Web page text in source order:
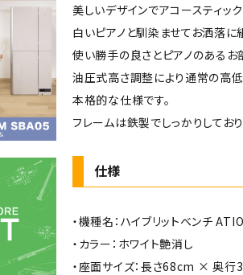
美しいデザインでアコースティッ
白いピアノと馴染ませてお洒落に
使い勝手の良さとピアノのあるお
油圧式高さ調整により通常の高
本格的な仕様です。
フレームは鉄製でしっかりしてお
仕様
・機種名：ハイブリットベンチ
・カラー：ホワイト艶消し
・座面サイズ：長さ68cm × 奥